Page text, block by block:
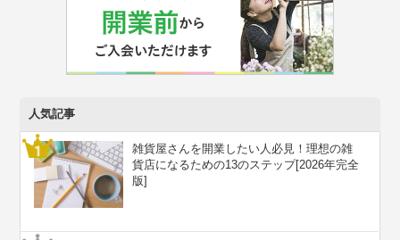
人気記事
雑貨屋さんを開業したい人必見！理想の雑
貨店になるための13のステップ[2026年完全
版]